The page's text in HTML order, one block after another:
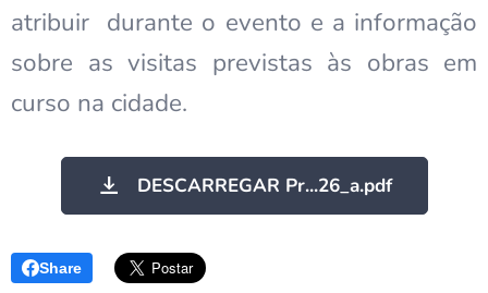
atribuir durante o evento e a informação
sobre as visitas previstas às obras em
curso na cidade.
DESCARREGAR Pr...26_a.pdf
Share